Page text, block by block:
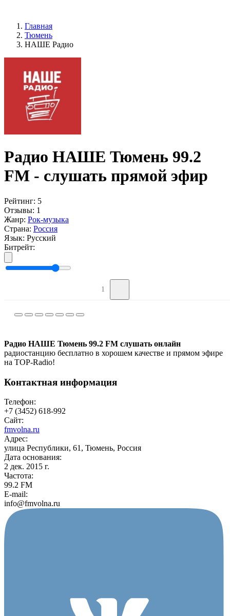
Главная
Тюмень
НАШЕ Радио
Радио НАШЕ Тюмень 99.2
FM - слушать прямой эфир
Рейтинг: 5
Отзывы: 1
Жанр: Рок-музыка
Страна: Россия
Язык: Русский
Битрейт:
1
Радио НАШЕ Тюмень 99.2 FM слушать онлайн
радиостанцию бесплатно в хорошем качестве и прямом эфире
на TOP-Radio!
Контактная информация
Телефон:
+7 (3452) 618-992
Сайт:
fmvolna.ru
Адрес:
улица Республики, 61, Тюмень, Россия
Дата основания:
2 дек. 2015 г.
Частота:
99.2 FM
E-mail:
info@fmvolna.ru